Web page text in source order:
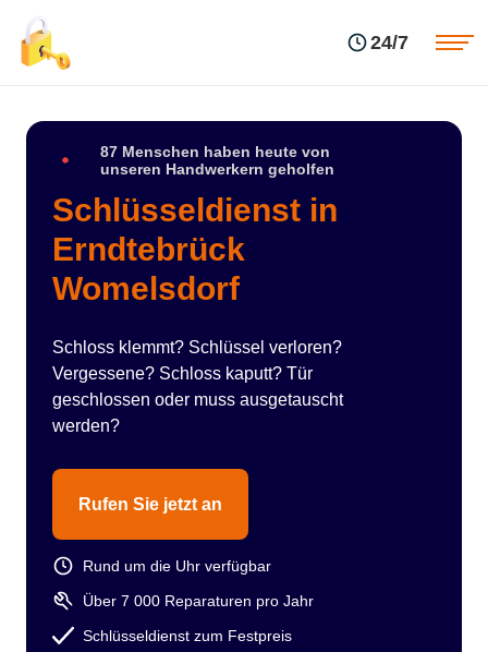
24/7
87 Menschen haben heute von
unseren Handwerkern geholfen
Schlüsseldienst in
Erndtebrück
Womelsdorf
Schloss klemmt? Schlüssel verloren?
Vergessene? Schloss kaputt? Tür
geschlossen oder muss ausgetauscht
werden?
Rufen Sie jetzt an
Rund um die Uhr verfügbar
Über 7 000 Reparaturen pro Jahr
Schlüsseldienst zum Festpreis